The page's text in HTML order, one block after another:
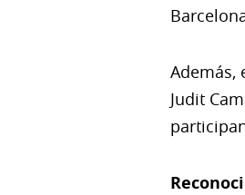
Además,
Judit